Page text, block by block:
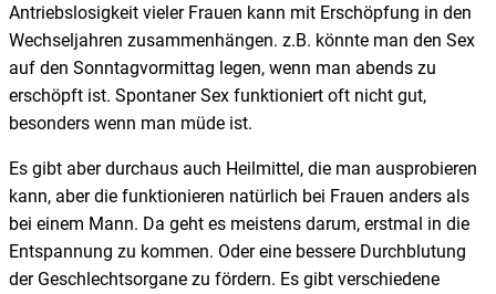
Antriebslosigkeit vieler Frauen kann mit Erschöpfung in den
Wechseljahren zusammenhängen. z.B. könnte man den Sex
auf den Sonntagvormittag legen, wenn man abends zu
erschöpft ist. Spontaner Sex funktioniert oft nicht gut,
besonders wenn man müde ist.
Es gibt aber durchaus auch Heilmittel, die man ausprobieren
kann, aber die funktionieren natürlich bei Frauen anders als
bei einem Mann. Da geht es meistens darum, erstmal in die
Entspannung zu kommen. Oder eine bessere Durchblutung
der Geschlechtsorgane zu fördern. Es gibt verschiedene